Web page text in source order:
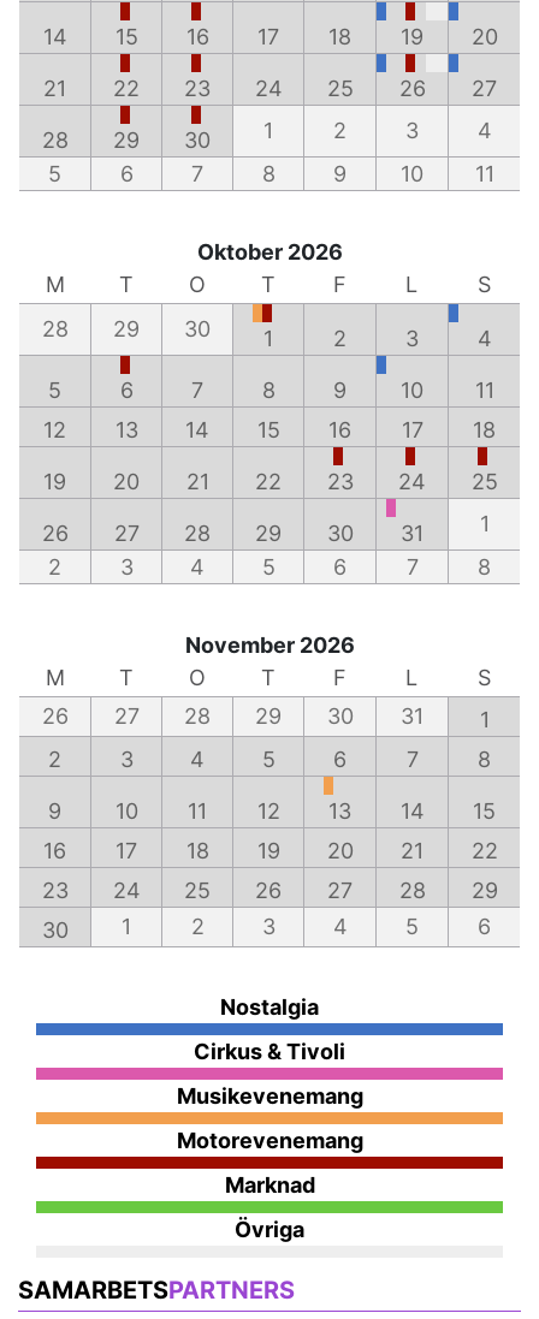
14 15 16 17 18 19 20
21 22 23 24 25 26 27
28 29 30 1 2 3
4
5
6 7 8 9 10 11
Oktober 2026
M
T O T F L
S
28
29 30 1 2 3 4
5 6 7 8 9 10
11
12
13 14 15 16 17 18
19 20 21 22 23 24 25
26 27 28 29 30 31
1
2
3 4 5 6 7 8
November 2026
M
T O T F L
S
26
27 28 29 30 31
1
2
3 4 5 6 7 8
9 10 11 12 13 14
15
16
17 18 19 20 21
22
23
24 25 26 27 28
29
30
1 2 3 4 5 6
Nostalgia
Cirkus & Tivoli
Musikevenemang
Motorevenemang
Marknad
Övriga
SAMARBETSPARTNERS